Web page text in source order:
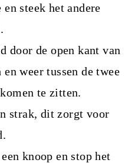
steek het andere
door de open kant van
weer tussen de twee
te zitten.
strak, dit zorgt voor
knoop en stop het